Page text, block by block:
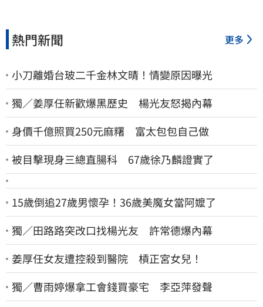
熱門新聞 更多
小刀離婚台玻二千金林文晴！情變原因曝光
獨／姜厚任新歡爆黑歷史 楊光友怒揭內幕
身價千億照買250元麻糬 富太包包自己做
被目擊現身三總直腸科 67歲徐乃麟證實了
15歲倒追27歲男懷孕！36歲美魔女當阿嬤了
獨／田路路突改口找楊光友 許常德爆內幕
姜厚任女友遭控殺到醫院 槓正宮女兒！
獨／曹雨婷爆拿工會錢買豪宅 李亞萍發聲